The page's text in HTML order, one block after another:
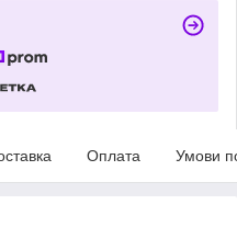
Оплата Умови